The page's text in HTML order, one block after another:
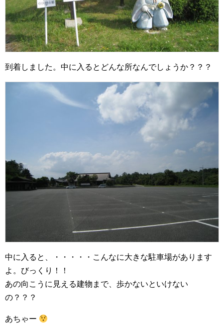
到着しました。中に入るとどんな所なんでしょうか？？？
中に入ると、・・・・・こんなに大きな駐車場があります
よ。びっくり！！
あの向こうに見える建物まで、歩かないといけない
の？？？
あちゃー